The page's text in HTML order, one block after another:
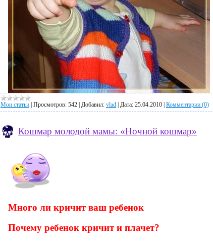
Мои статьи Просмотров: 542 Добавил: vlad Дата: 25.04.2010 Комментарии (0)
Кошмар молодой мамы: «Ночной кошмар»
Много ли кричит ваш ребенок
Почему ребенок кричит и плачет?